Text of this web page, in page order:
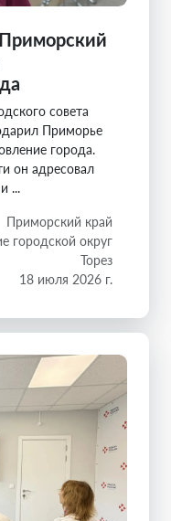
совета
Приморье
города.
он адресовал
...
Приморский край
городской округ
Торез
18 июля 2026 г.